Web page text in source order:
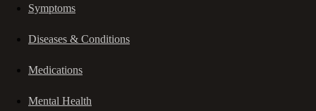
Symptoms
Diseases & Conditions
Medications
Mental Health